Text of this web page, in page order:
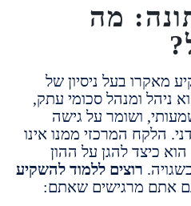
מה
בעל ניסיון של
סכומי עתק,
על גישה
המרכזי ממנו אינו
להגן על ההון
רוצים ללמוד להשקיע
שאתם: